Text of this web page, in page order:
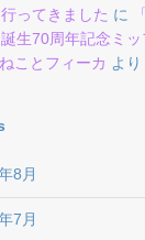
ってきました に
生70周年記念ミ
ことフィーカ より
8月
7月